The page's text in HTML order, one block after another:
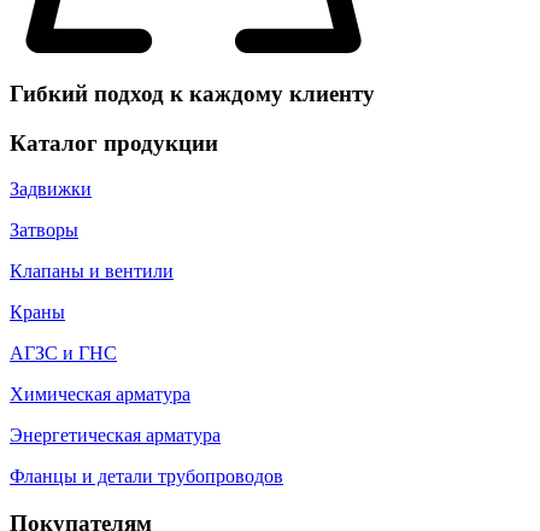
Гибкий подход к каждому клиенту
Каталог продукции
Задвижки
Затворы
Клапаны и вентили
Краны
АГЗС и ГНС
Химическая арматура
Энергетическая арматура
Фланцы и детали трубопроводов
Покупателям